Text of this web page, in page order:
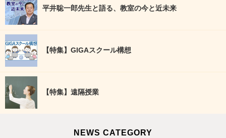
平井聡一郎先生と語る、教室の今と近未来
【特集】GIGAスクール構想
【特集】遠隔授業
NEWS CATEGORY